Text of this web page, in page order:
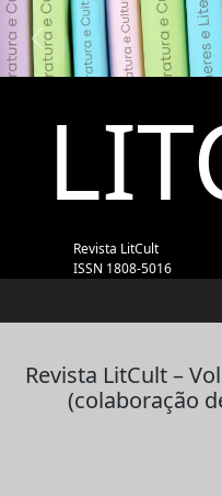
Previous
Revista LitCult
ISSN 1808-5016
Revista LitCult –
(colaboração